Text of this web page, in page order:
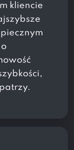
kliencie